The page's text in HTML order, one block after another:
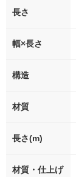
長さ
幅×長さ
構造
材質
長さ(m)
材質・仕上げ